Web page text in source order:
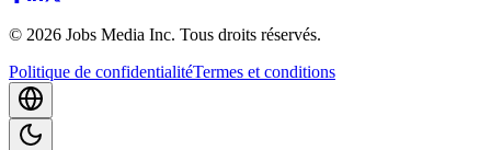
© 2026 Jobs Media Inc. Tous droits réservés.
Politique de confidentialitéTermes et conditions